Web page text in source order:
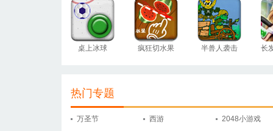
桌上冰球 疯狂切水果 半兽人袭击 长
热门专题
万圣节 西游
2048小游戏